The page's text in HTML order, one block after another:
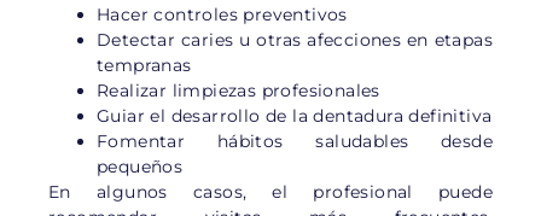
Hacer controles preventivos
Detectar caries u otras afecciones en etapas
tempranas
Realizar limpiezas profesionales
Guiar el desarrollo de la dentadura definitiva
Fomentar hábitos saludables desde
pequeños
En algunos casos, el profesional puede